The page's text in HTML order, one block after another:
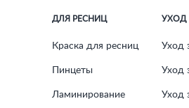
ДЛЯ РЕСНИЦ
Краска для ресниц
Пинцеты
Ламинирование
УХОД
Уход
Уход
Уход